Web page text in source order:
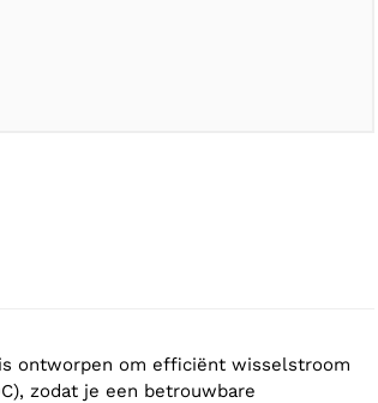
is ontworpen om efficiënt wisselstroom
zodat je een betrouwbare